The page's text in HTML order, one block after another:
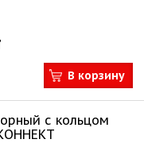
В корзину
с кольцом